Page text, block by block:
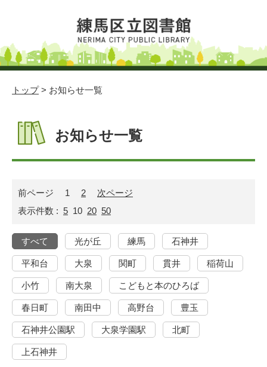
トップ> お知らせ一覧
お知らせ一覧
前ページ 1 2
次ページ
表示件数 : 5 10 20 50
すべて 光が丘 練馬 石神井
平和台 大泉 関町 貫井 稲荷山
小竹 南大泉 こどもと本のひろば
春日町 南田中 高野台 豊玉
石神井公園駅 大泉学園駅 北町
上石神井